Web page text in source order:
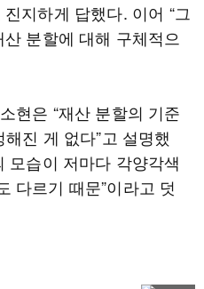
지하게 답했다. 이어 “그
분할에 대해 구체적으
현은 “재산 분할의 기준
진 게 없다”고 설명했
모습이 저마다 각양각색
다르기 때문”이라고 덧